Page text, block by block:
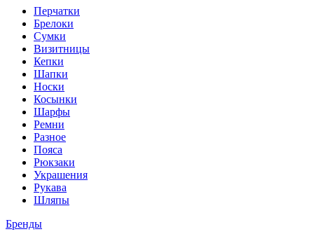
Перчатки
Брелоки
Сумки
Визитницы
Кепки
Шапки
Носки
Косынки
Шарфы
Ремни
Разное
Пояса
Рюкзаки
Украшения
Рукава
Шляпы
Бренды